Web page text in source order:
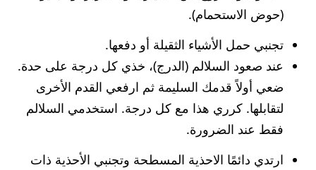
(حوض الاستحمام).
تجنبي حمل الأشياء الثقيلة أو دفعها.
عند صعود السلالم (الدرج)، خذي كل درجة على حدة.
ضعي أولاً قدمك السليمة ثم ارفعي القدم الأخرى
لتقابلها. كرري هذا مع كل درجة. استخدمي السلالم
فقط عند الضرورة.
ارتدي دائمًا الاحذية المسطحة وتجنبي الأحذية ذات